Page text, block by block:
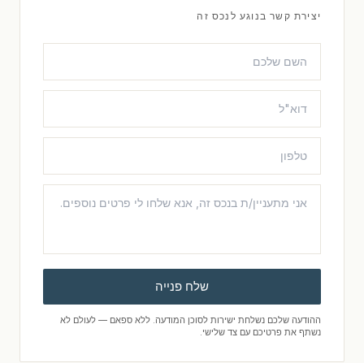
יצירת קשר בנוגע לנכס זה
שלח פנייה
ההודעה שלכם נשלחת ישירות לסוכן המודעה. ללא ספאם — לעולם לא
נשתף את פרטיכם עם צד שלישי.